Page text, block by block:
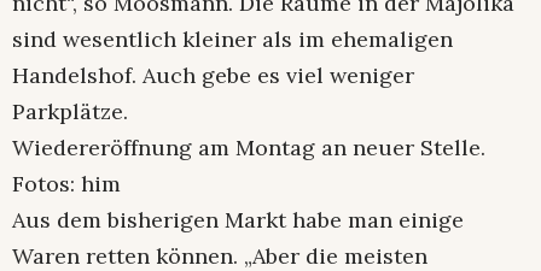
sind wesentlich kleiner als im ehemaligen
Handelshof. Auch gebe es viel weniger
Parkplätze.
Wiedereröffnung am Montag an neuer Stelle.
Fotos: him
Aus dem bisherigen Markt habe man einige
Waren retten können. „Aber die meisten